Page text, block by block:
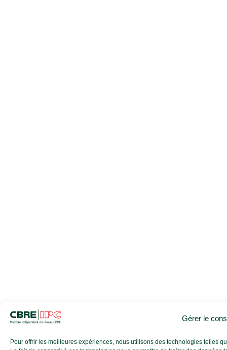
Gérer le
Pour offrir les meilleures expériences, nous utilisons des technologies telles